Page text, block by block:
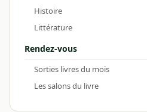
Histoire
Littérature
Rendez-vous
Sorties livres du mois
Les salons du livre